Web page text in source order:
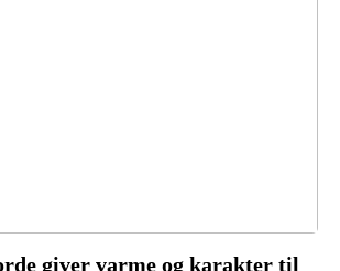
giver varme og karakter til